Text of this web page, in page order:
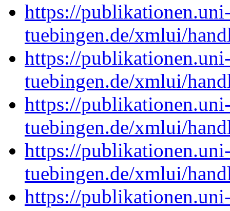
https://
tuebingen.de/xmlui/
https://
tuebingen.de/xmlui/
https://
tuebingen.de/xmlui/
https://
tuebingen.de/xmlui/
https://